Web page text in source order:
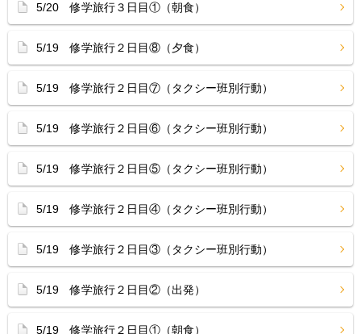
5/20 修学旅行３日目①（朝食）
5/19 修学旅行２日目⑧（夕食）
5/19 修学旅行２日目⑦（タクシー班別行動）
5/19 修学旅行２日目⑥（タクシー班別行動）
5/19 修学旅行２日目⑤（タクシー班別行動）
5/19 修学旅行２日目④（タクシー班別行動）
5/19 修学旅行２日目③（タクシー班別行動）
5/19 修学旅行２日目②（出発）
5/19 修学旅行２日目①（朝食）